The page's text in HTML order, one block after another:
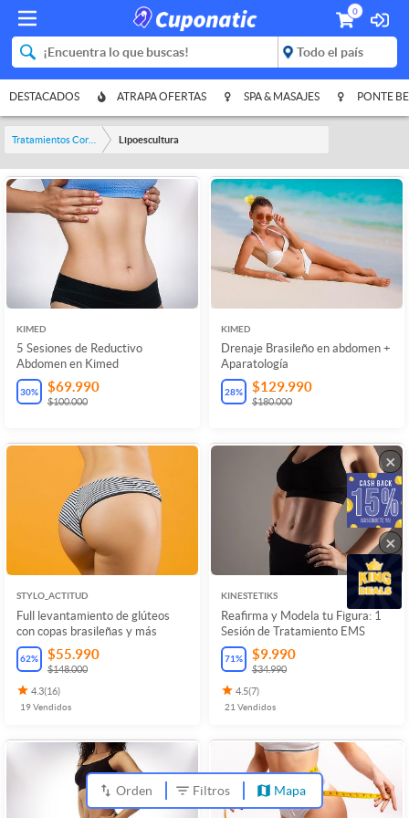
0
DESTACADOS ATRAPA OFERTAS SPA & MASAJES PONTE
Tratamientos Corporales Lipoescultura
KIMED
5 Sesiones de Reductivo
Abdomen en Kimed
30% $69.990
$100.000
KIMED
Drenaje Brasileño en abdomen +
Aparatología
28% $129.990
$180.000
STYLO_ACTITUD
Full levantamiento de glúteos
con copas brasileñas y más
62% $55.990
$148.000
4.3(16)
19Vendidos
KINESTETIKS
Reafirma y Modela tu Figura: 1
Sesión de Tratamiento EMS
71% $9.990
$34.990
4.5(7)
21 Vendidos
Orden Filtros Mapa
×
×